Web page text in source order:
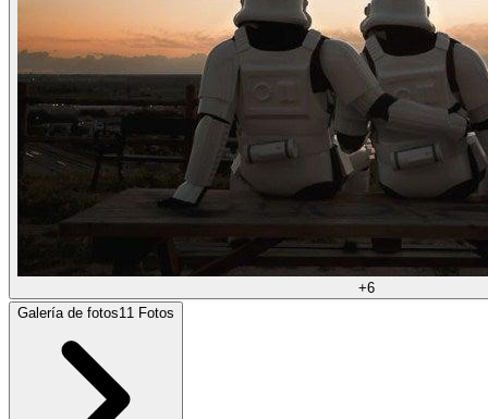
+6
Galería de fotos11 Fotos